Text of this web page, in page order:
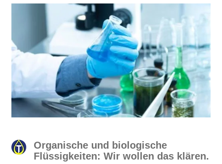
Organische und biologische
Flüssigkeiten: Wir wollen das klären.